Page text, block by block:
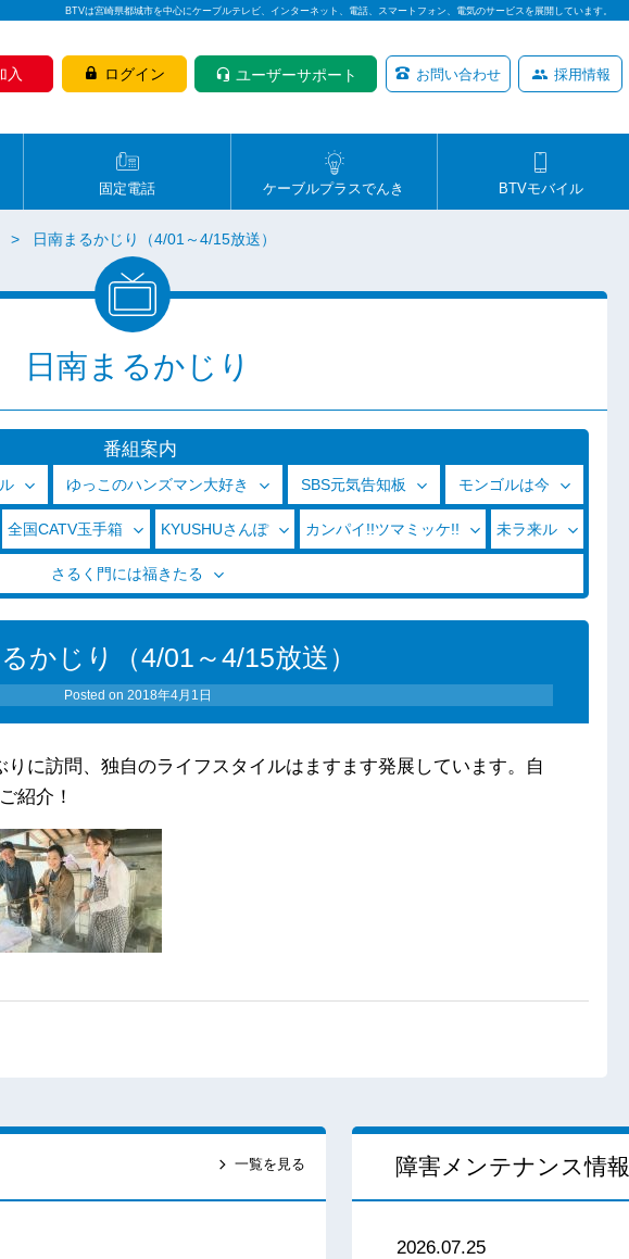
BTVは宮崎県都城市を中心にケーブルテレビ、インターネット、電話、スマートフォン、電気のサービスを展開しています。
入 ログイン ユーザーサポート お問い合わせ 採用情報
固定電話 ケーブルプラスでんき BTVモバイル
日南まるかじり（4/01～4/15放送）
日南まるかじり
番組案内
ゆっこのハンズマン大好き SBS元気告知板 モンゴルは今
全国CATV玉手箱 KYUSHUさんぽ カンパイ!!ツマミッケ!! 未ラ来ル
さるく門には福きたる
かじり（4/01～4/15放送）
Posted on 2018年4月1日
に訪問、独自のライフスタイルはますます発展しています。自
紹介！
一覧を見る 障害メンテナンス情報
2026.07.25